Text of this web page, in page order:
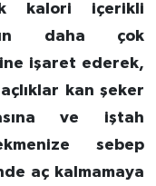
kalori içerikli
daha çok
işaret ederek,
kan şeker
ve iştah
sebep
aç kalmamaya